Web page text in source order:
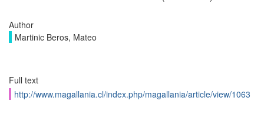
Author
Martinic Beros, Mateo
Full text
http://www.magallania.cl/index.php/magallania/article/view/1063